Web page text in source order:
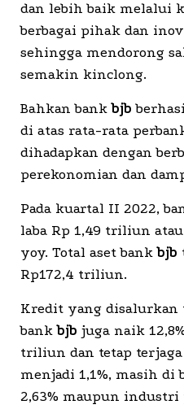
dan lebih baik melalui
berbagai pihak dan
sehingga mendorong
semakin kinclong.
Bahkan bankbjb
di atas rata-rata
dihadapkan dengan
perekonomian dan
Pada kuartal II 2022,
laba Rp 1,49 triliun
yoy. Total aset bankbjb
Rp172,4 triliun.
Kredit yang disalurkan
bankbjb juga naik
triliun dan tetap terjaga
menjadi 1,1%, masih di
2,63% maupun industri